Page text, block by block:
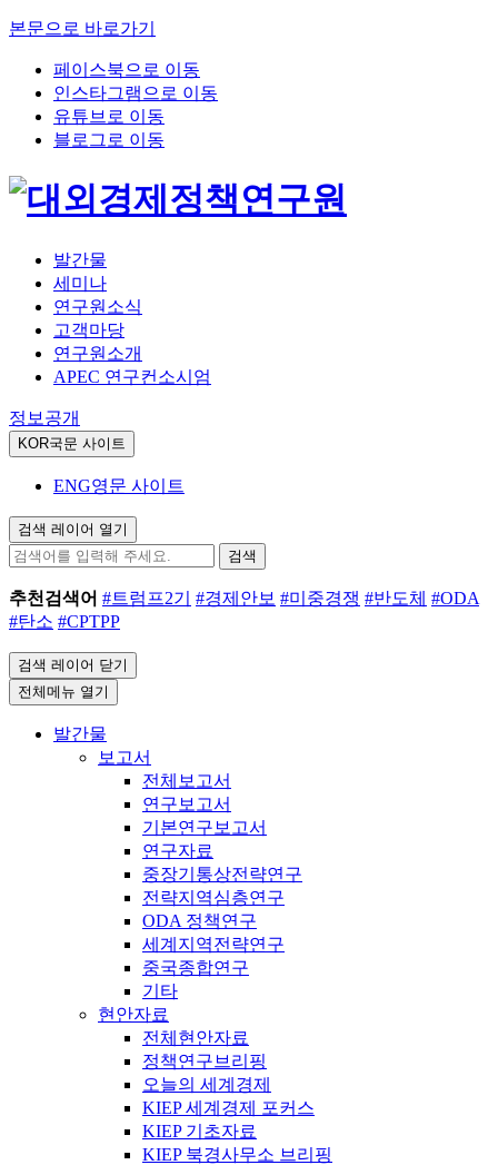
본문으로 바로가기
페이스북으로 이동
인스타그램으로 이동
유튜브로 이동
블로그로 이동
발간물
세미나
연구원소식
고객마당
연구원소개
APEC 연구컨소시엄
정보공개
KOR국문 사이트
ENG영문 사이트
검색 레이어 열기
검색
추천검색어 #트럼프2기 #경제안보 #미중경쟁 #반도체 #ODA
#탄소 #CPTPP
검색 레이어 닫기
전체메뉴 열기
발간물
보고서
전체보고서
연구보고서
기본연구보고서
연구자료
중장기통상전략연구
전략지역심층연구
ODA 정책연구
세계지역전략연구
중국종합연구
기타
현안자료
전체현안자료
정책연구브리핑
오늘의 세계경제
KIEP 세계경제 포커스
KIEP 기초자료
KIEP 북경사무소 브리핑